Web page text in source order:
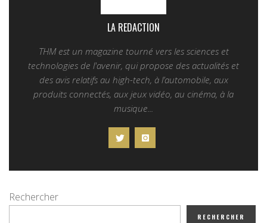
LA REDACTION
THM est un magazine tourné vers les sciences et
technologies de l'avenir, qui propose des actualités et
des avis relatifs au high-tech, à l’automobile, aux
produits connectés, aux jeux vidéo, au cinéma, à la
musique...
Rechercher
RECHERCHER